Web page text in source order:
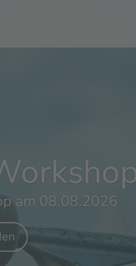
am 09.08.2026